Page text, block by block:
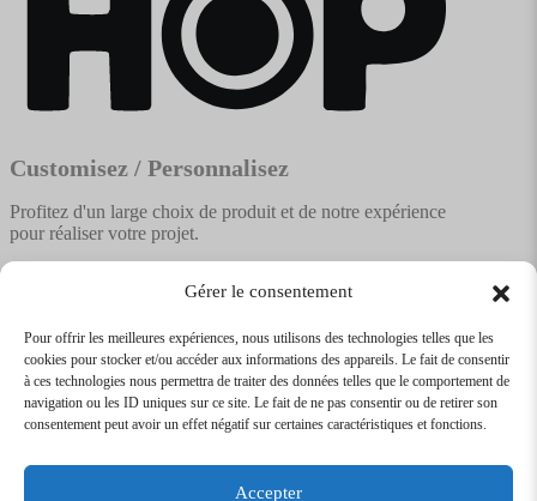
Gérer le consentement
Pour offrir les meilleures expériences, nous utilisons des technologies telles que les
cookies pour stocker et/ou accéder aux informations des appareils. Le fait de consentir
à ces technologies nous permettra de traiter des données telles que le comportement de
navigation ou les ID uniques sur ce site. Le fait de ne pas consentir ou de retirer son
consentement peut avoir un effet négatif sur certaines caractéristiques et fonctions.
Accepter
Customisez / Personnalisez
Profitez d'un large choix de produit et de notre expérience
pour réaliser votre projet.
Textile Articles Publicitaires
Infos
Boutique en ligne
Express 24H
Tarifs Revendeurs